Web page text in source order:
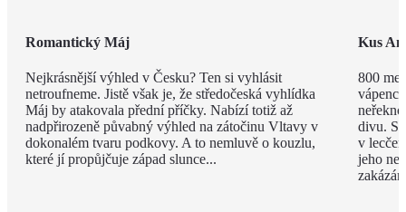
Romantický Máj
Nejkrásnější výhled v Česku? Ten si vyhlásit
netroufneme. Jistě však je, že středočeská vyhlídka
Máj by atakovala přední příčky. Nabízí totiž až
nadpřirozeně půvabný výhled na zátočinu Vltavy v
dokonalém tvaru podkovy. A to nemluvě o kouzlu,
které jí propůjčuje západ slunce...
Kus
800
divu.
v
jeho